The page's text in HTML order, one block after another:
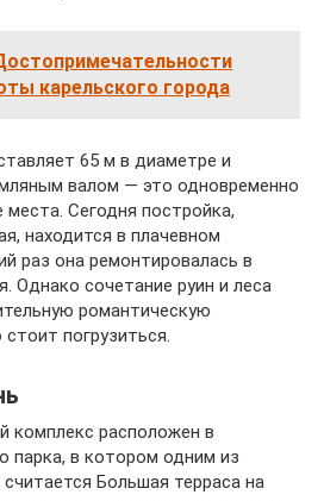
карельского города
65 м в диаметре и
валом — это одновременно
места. Сегодня постройка,
находится в плачевном
раз она ремонтировалась в
Однако сочетание руин и леса
романтическую
погрузиться.
комплекс расположен в
парка, в котором одним из
Большая терраса на